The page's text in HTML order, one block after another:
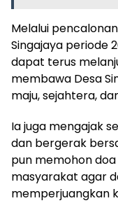
Melalui
Singajaya periode
dapat terus
membawa Desa
maju, sejahtera,
Ia juga mengajak
dan bergerak
pun memohon
masyarakat agar
memperjuangkan